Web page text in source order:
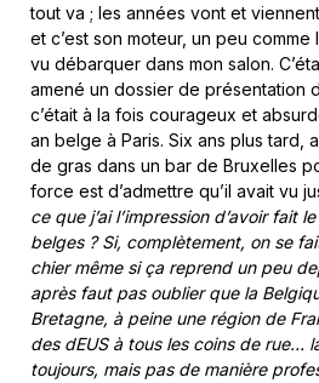
tout va ; les années vont et
et c’est son moteur, un peu comme
vu débarquer dans mon salon.
amené un dossier de présentation
c’était à la fois courageux et
an belge à Paris. Six ans plus tard,
de gras dans un bar de Bruxelles
force est d’admettre qu’il avait vu
ce que j’ai l’impression d’avoir fait
belges ? Si, complètement, on se
chier même si ça reprend un peu
après faut pas oublier que la
Bretagne, à peine une région de
des dEUS à tous les coins de rue…
toujours, mais pas de manière